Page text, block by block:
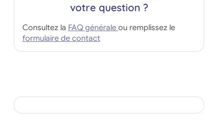
votre question ?
Consultez la FAQ générale ou remplissez le
formulaire de contact